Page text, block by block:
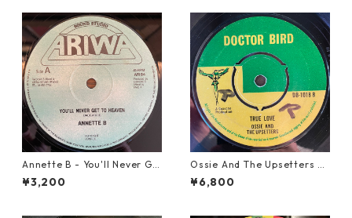
Annette B - You'll Never Ge
t To Heaven【12-50058】
¥3,200
Ossie And The Upsetters -
True Love【7-22000】
¥6,800